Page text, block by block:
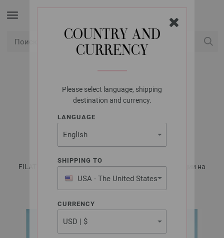
COUNTRY AND
CURRENCY
Please select language, shipping
destination and currency.
LANGUAGE
SHIPPING TO
USA - The United States
of America
CURRENCY
LANA GROSSA
ТОП LANDLUST
SOMMERSEIDE
FILATI Häkeln No. 3 - Журнал на немецком, инструкции на
русском языке | Модель 10